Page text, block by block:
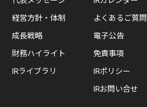
経営方針・体制
成長戦略
財務ハイライト
IRライブラリ
よくあるご質問
電子公告
免責事項
IRポリシー
IRお問い合せ